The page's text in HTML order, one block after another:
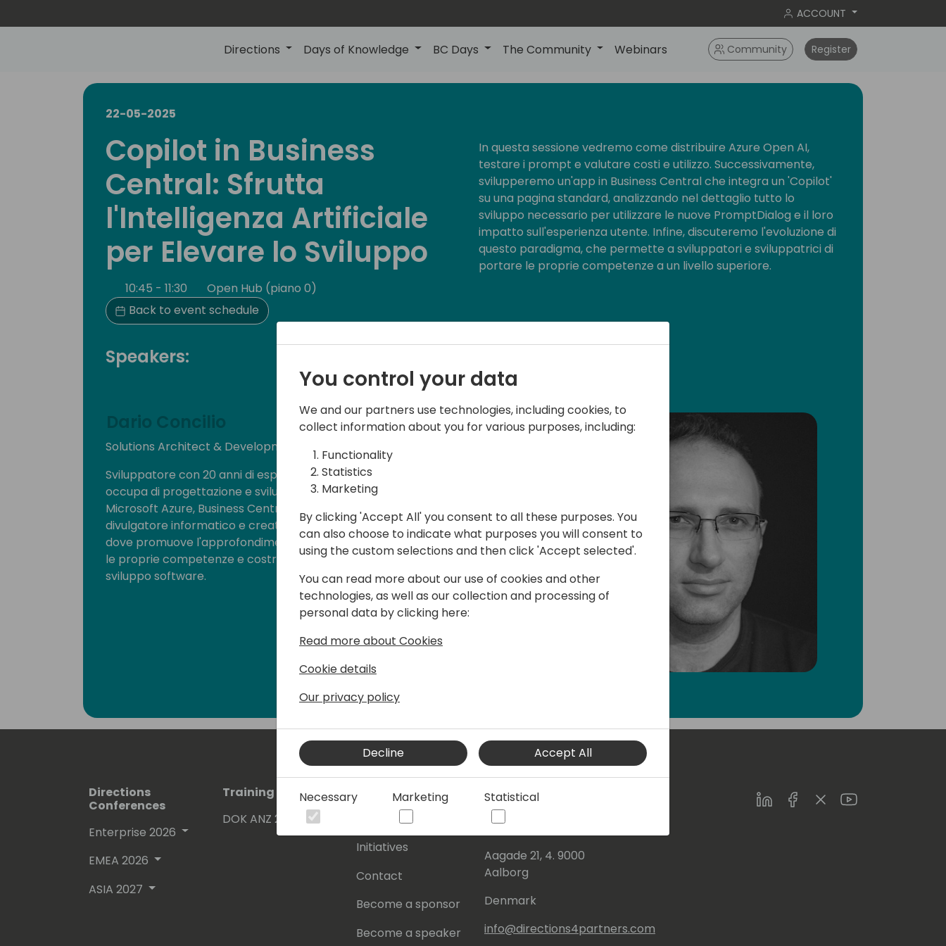
ACCOUNT
Directions Days of Knowledge BC Days The Community Webinars Community Register
22-05-2025
Copilot in Business
Central: Sfrutta
l'Intelligenza Artificiale
per Elevare lo Sviluppo
10:45 - 11:30
Open Hub (piano 0)
Back to event schedule
In questa sessione vedremo come distribuire Azure Open AI,
testare i prompt e valutare costi e utilizzo. Successivamente,
svilupperemo un'app in Business Central che integra un 'Copilot'
su una pagina standard, analizzando nel dettaglio tutto lo
sviluppo necessario per utilizzare le nuove PromptDialog e il loro
impatto sull'esperienza utente. Infine, discuteremo l'evoluzione di
questo paradigma, che permette a sviluppatori e sviluppatrici di
portare le proprie competenze a un livello superiore.
Speakers:
Dario Concilio
Solutions Architect & Development Lead
Sviluppatore con 20 anni di esperienza in ambito Microsoft, attualmente si
occupa di progettazione e sviluppo di soluzioni integrate, combinando
Microsoft Azure, Business Central e servizi di terze parti. È anche un
divulgatore informatico e creator del canale YouTube Vita da Sviluppatore,
dove promuove l'approfondimento tecnico per aiutare i giovani a rafforzare
le proprie competenze e costruire una carriera solida nel mondo dello
sviluppo software.
Directions
Conferences
Enterprise 2026
EMEA 2026
ASIA 2027
Training Events
DOK ANZ 2026
About Us
Initiatives
Contact
Become a sponsor
Become a speaker
Our details:
Events Central ApS
Aagade 21, 4. 9000
Aalborg
Denmark
info@directions4partners.com
LinkedInFacebookTwitterYoutube
You control your data
We and our partners use technologies, including cookies, to
collect information about you for various purposes, including:
Functionality
Statistics
Marketing
By clicking 'Accept All' you consent to all these purposes. You
can also choose to indicate what purposes you will consent to
using the custom selections and then click 'Accept selected'.
You can read more about our use of cookies and other
technologies, as well as our collection and processing of
personal data by clicking here:
Read more about Cookies
Cookie details
Our privacy policy
Decline Accept All
Necessary Marketing Statistical